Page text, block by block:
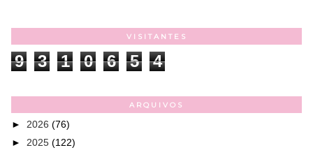
VISITANTES
9 3 1 0 6 5 4
ARQUIVOS
► 2026 (76)
► 2025 (122)